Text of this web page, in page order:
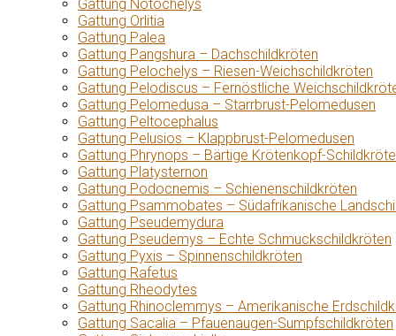
Gattung Notochelys
Gattung Orlitia
Gattung Palea
Gattung Pangshura – Dachschildkröten
Gattung Pelochelys – Riesen-Weichschildkröten
Gattung Pelodiscus – Fernöstliche
Gattung Pelomedusa – Starrbrust-Pelomedusen
Gattung Peltocephalus
Gattung Pelusios – Klappbrust-Pelomedusen
Gattung Phrynops – Bärtige Krötenkopf-
Gattung Platysternon
Gattung Podocnemis – Schienenschildkröten
Gattung Psammobates – Südafrikanische
Gattung Pseudemydura
Gattung Pseudemys – Echte Schmuckschildkröten
Gattung Pyxis – Spinnenschildkröten
Gattung Rafetus
Gattung Rheodytes
Gattung Rhinoclemmys – Amerikanische
Gattung Sacalia – Pfauenaugen-Sumpfschildkröten